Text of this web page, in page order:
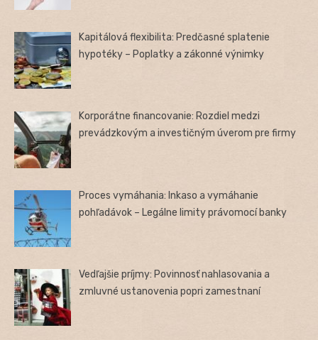
Kapitálová flexibilita: Predčasné splatenie
hypotéky – Poplatky a zákonné výnimky
Korporátne financovanie: Rozdiel medzi
prevádzkovým a investičným úverom pre firmy
Proces vymáhania: Inkaso a vymáhanie
pohľadávok – Legálne limity právomocí banky
Vedľajšie príjmy: Povinnosť nahlasovania a
zmluvné ustanovenia popri zamestnaní